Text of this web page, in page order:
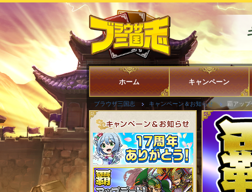
ホーム キャンペーン
ブラウザ三国志 キャンペーン＆お知らせ 覇アップ